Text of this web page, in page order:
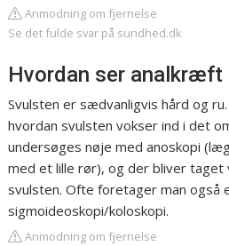
Anmodning om fjernelse
Se det fulde svar på sundhed.dk
Hvordan ser analkræft
Svulsten er sædvanligvis hård og
hvordan svulsten vokser ind i det
undersøges nøje med anoskopi
med et lille rør), og der bliver
svulsten. Ofte foretager man også
sigmoideoskopi/koloskopi.
Anmodning om fjernelse